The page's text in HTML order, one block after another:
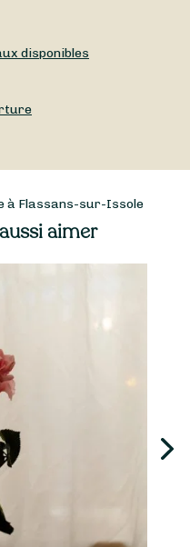
disponibles
à Flassans-sur-Issole
aimer